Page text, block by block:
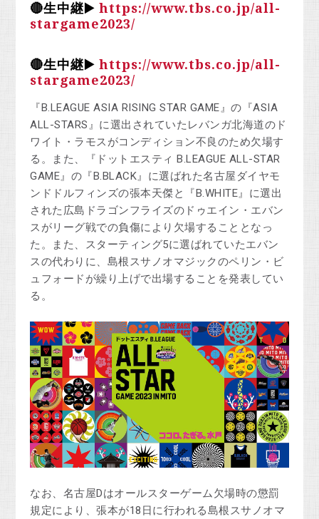
🔴生中継▶️https://www.tbs.co.jp/all-
stargame2023/
🔴生中継▶️https://www.tbs.co.jp/all-
stargame2023/
『B.LEAGUE ASIA RISING STAR GAME』の『ASIA
ALL-STARS』に選出されていたレバンガ北海道のド
ワイト・ラモスがコンディション不良のため欠場す
る。また、『ドットエスティ B.LEAGUE ALL-STAR
GAME』の『B.BLACK』に選ばれた名古屋ダイヤモ
ンドドルフィンズの張本天傑と『B.WHITE』に選出
された広島ドラゴンフライズのドゥエイン・エバン
スがリーグ戦での負傷により欠場することとなっ
た。また、スターティング5に選ばれていたエバン
スの代わりに、島根スサノオマジックのペリン・ビ
ュフォードが繰り上げで出場することを発表してい
る。
なお、名古屋Dはオールスターゲーム欠場時の懲罰
規定により、張本が18日に行われる島根スサノオマ